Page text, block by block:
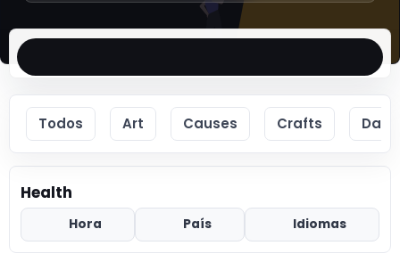
Todos Art Causes Crafts
Health
Hora País Idiomas